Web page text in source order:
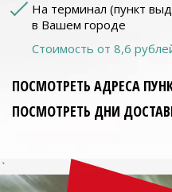
На терминал (пункт
в Вашем городе
Стоимость от 8,6
ПОСМОТРЕТЬ АДРЕСА
ПОСМОТРЕТЬ ДНИ
`